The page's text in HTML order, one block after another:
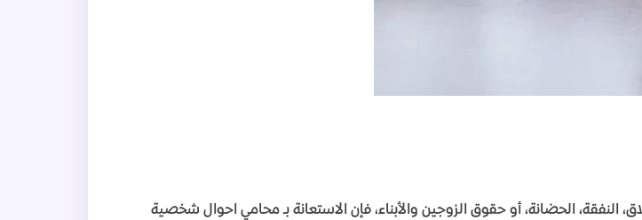
الحضانة، أو حقوق الزوجين والأبناء، فإن الاستعانة بـ محامي احوال شخصية